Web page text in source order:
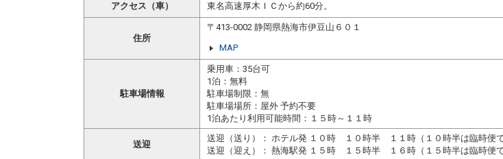
アクセス（車） 東名高速厚木ＩＣから約60分。
住所
〒413-0002 静岡県熱海市伊豆山６０１
MAP
駐車場情報
乗用車：35台可
1泊：無料
駐車場制限：無
駐車場場所：屋外 予約不要
1泊あたり利用可能時間：１５時～１１時
送迎
送迎（送り）： ホテル発 １０時 １０時半 １１時（１０時半は臨時便で
送迎（迎え）： 熱海駅発 １５時 １５時半 １６時（１５時半は臨時便で